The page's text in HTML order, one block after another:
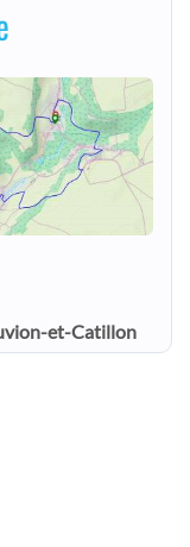
et-Catillon